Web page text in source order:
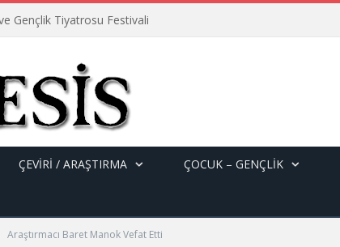
Gençlik Tiyatrosu Festivali
ÇEVİRİ / ARAŞTIRMA ÇOCUK – GENÇLIK
Araştırmacı Baret Manok Vefat Etti